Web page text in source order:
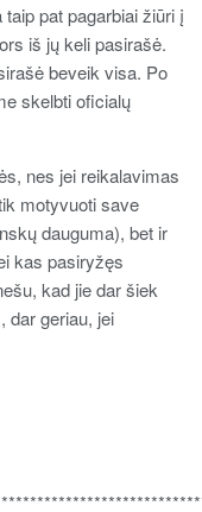
pat pagarbiai žiūri į
iš jų keli pasirašė.
beveik visa. Po
skelbti oficialų
nes jei reikalavimas
motyvuoti save
dauguma), bet ir
kas pasiryžęs
kad jie dar šiek
dar geriau, jei